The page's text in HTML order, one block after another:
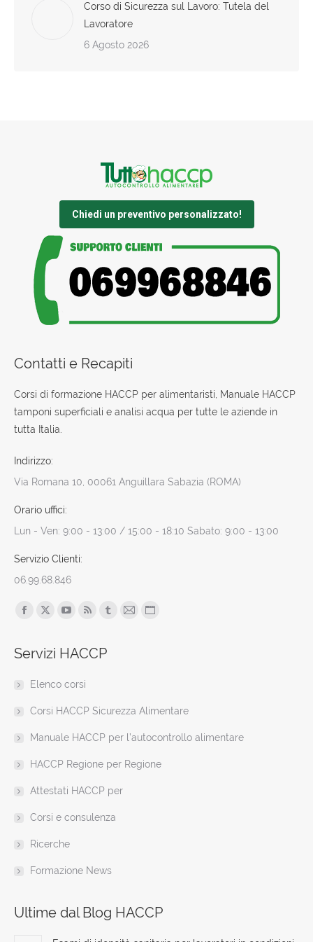
Corso di Sicurezza sul Lavoro: Tutela del
Lavoratore
6 Agosto 2026
Chiedi un preventivo personalizzato!
Contatti e Recapiti
Corsi di formazione HACCP per alimentaristi, Manuale HACCP
tamponi superficiali e analisi acqua per tutte le aziende in
tutta Italia.
Indirizzo:
Via Romana 10, 00061 Anguillara Sabazia (ROMA)
Orario uffici:
Lun - Ven: 9:00 - 13:00 / 15:00 - 18:10 Sabato: 9:00 - 13:00
Servizio Clienti:
06.99.68.846
Find us on:
Facebook
opens
new
window
X
opens
new
window
opens
new
window
opens
window
Tumblr
window
Mail
window
Sito
new
Servizi HACCP
Elenco corsi
Corsi HACCP Sicurezza Alimentare
Manuale HACCP per l’autocontrollo alimentare
HACCP Regione per Regione
Attestati HACCP per
Corsi e consulenza
Ricerche
Formazione News
Ultime dal Blog HACCP